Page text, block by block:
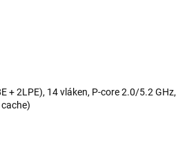
+ 2LPE), 14 vláken, P-core 2.0/5.2 GHz,